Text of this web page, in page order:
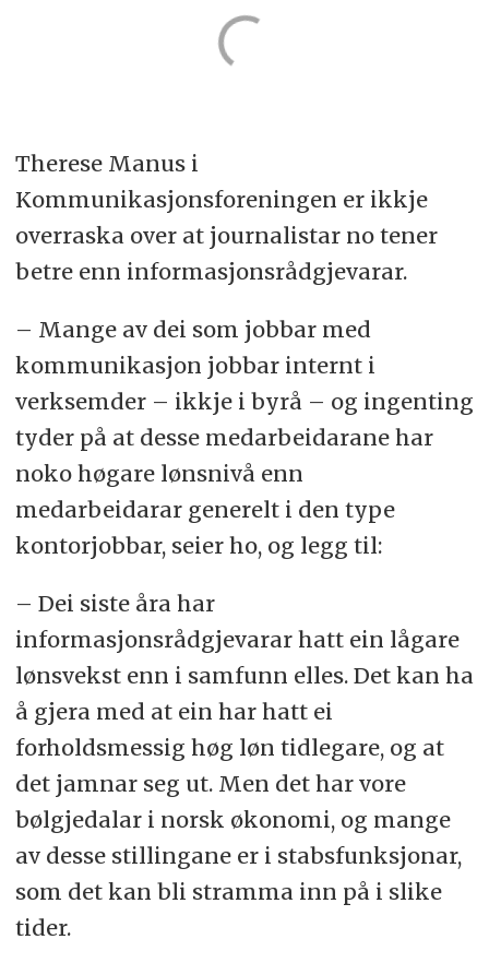
Therese Manus i
Kommunikasjonsforeningen er ikkje
overraska over at journalistar no tener
betre enn informasjonsrådgjevarar.
– Mange av dei som jobbar med
kommunikasjon jobbar internt i
verksemder – ikkje i byrå – og ingenting
tyder på at desse medarbeidarane har
noko høgare lønsnivå enn
medarbeidarar generelt i den type
kontorjobbar, seier ho, og legg til:
– Dei siste åra har
informasjonsrådgjevarar hatt ein lågare
lønsvekst enn i samfunn elles. Det kan ha
å gjera med at ein har hatt ei
forholdsmessig høg løn tidlegare, og at
det jamnar seg ut. Men det har vore
bølgjedalar i norsk økonomi, og mange
av desse stillingane er i stabsfunksjonar,
som det kan bli stramma inn på i slike
tider.